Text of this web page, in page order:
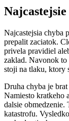
Najcastejsia chyba
prepalit zaciatok.
privela pravidiel
zaklad. Navonok to
stoji na tlaku, ktory
Druha chyba je
Namiesto kratkeho
dalsie
katastrofu.